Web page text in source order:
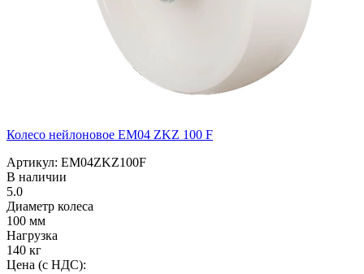
Колесо нейлоновое EM04 ZKZ 100 F
Артикул: EM04ZKZ100F
В наличии
5.0
Диаметр колеса
100 мм
Нагрузка
140 кг
Цена (с НДС):